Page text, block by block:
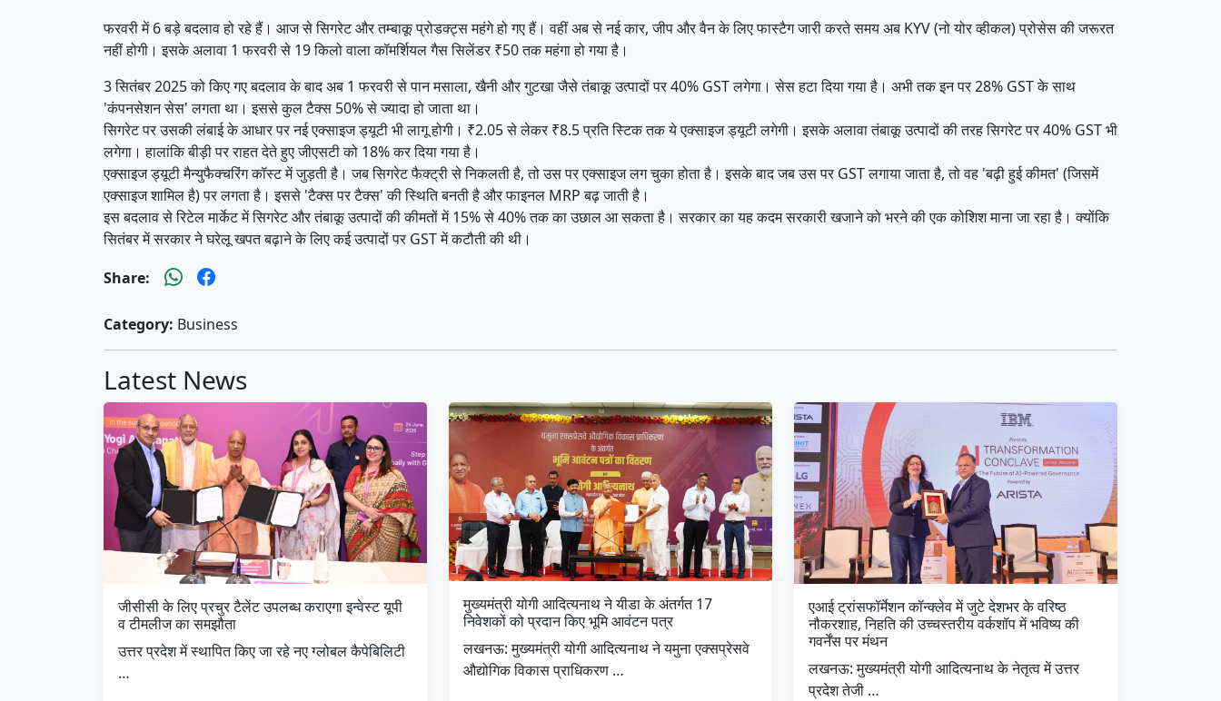
फरवरी में 6 बड़े बदलाव हो रहे हैं। आज से सिगरेट और तम्बाकू प्रोडक्ट्स महंगे हो गए हैं। वहीं अब से नई कार, जीप और वैन के लिए फास्टैग जारी करते समय अब KYV (नो योर व्हीकल) प्रोसेस की जरूरत
नहीं होगी। इसके अलावा 1 फरवरी से 19 किलो वाला कॉमर्शियल गैस सिलेंडर ₹50 तक महंगा हो गया है।
3 सितंबर 2025 को किए गए बदलाव के बाद अब 1 फरवरी से पान मसाला, खैनी और गुटखा जैसे तंबाकू उत्पादों पर 40% GST लगेगा। सेस हटा दिया गया है। अभी तक इन पर 28% GST के साथ
'कंपनसेशन सेस' लगता था। इससे कुल टैक्स 50% से ज्यादा हो जाता था।
सिगरेट पर उसकी लंबाई के आधार पर नई एक्साइज ड्यूटी भी लागू होगी। ₹2.05 से लेकर ₹8.5 प्रति स्टिक तक ये एक्साइज ड्यूटी लगेगी। इसके अलावा तंबाकू उत्पादों की तरह सिगरेट पर 40% GST भी
लगेगा। हालांकि बीड़ी पर राहत देते हुए जीएसटी को 18% कर दिया गया है।
एक्साइज ड्यूटी मैन्युफैक्चरिंग कॉस्ट में जुड़ती है। जब सिगरेट फैक्ट्री से निकलती है, तो उस पर एक्साइज लग चुका होता है। इसके बाद जब उस पर GST लगाया जाता है, तो वह 'बढ़ी हुई कीमत' (जिसमें
एक्साइज शामिल है) पर लगता है। इससे 'टैक्स पर टैक्स' की स्थिति बनती है और फाइनल MRP बढ़ जाती है।
इस बदलाव से रिटेल मार्केट में सिगरेट और तंबाकू उत्पादों की कीमतों में 15% से 40% तक का उछाल आ सकता है। सरकार का यह कदम सरकारी खजाने को भरने की एक कोशिश माना जा रहा है। क्योंकि
सितंबर में सरकार ने घरेलू खपत बढ़ाने के लिए कई उत्पादों पर GST में कटौती की थी।
Share:
Category: Business
Latest News
जीसीसी के लिए प्रचुर टैलेंट उपलब्ध कराएगा इन्वेस्ट यूपी
व टीमलीज का समझौता
उत्तर प्रदेश में स्थापित किए जा रहे नए ग्लोबल कैपेबिलिटी
…
मुख्यमंत्री योगी आदित्यनाथ ने यीडा के अंतर्गत 17
निवेशकों को प्रदान किए भूमि आवंटन पत्र
लखनऊ: मुख्यमंत्री योगी आदित्यनाथ ने यमुना एक्सप्रेसवे
औद्योगिक विकास प्राधिकरण …
एआई ट्रांसफॉर्मेशन कॉन्क्लेव में जुटे देशभर के वरिष्ठ
नौकरशाह, निहति की उच्चस्तरीय वर्कशॉप में भविष्य की
गवर्नेंस पर मंथन
लखनऊ: मुख्यमंत्री योगी आदित्यनाथ के नेतृत्व में उत्तर
प्रदेश तेजी …